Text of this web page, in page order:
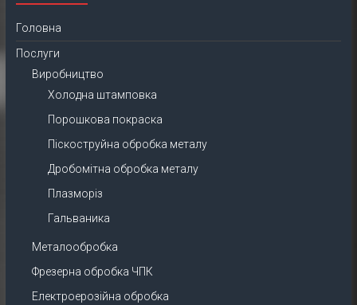
Головна
Послуги
Виробництво
Холодна штамповка
Порошкова покраска
Піскоструйна обробка металу
Дробомітна обробка металу
Плазморіз
Гальваника
Металообробка
Фрезерна обробка ЧПК
Електроерозійна обробка